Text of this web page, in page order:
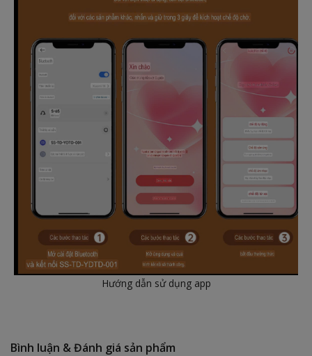
Hướng dẫn sử dụng app
Bình luận & Đánh giá sản phẩm